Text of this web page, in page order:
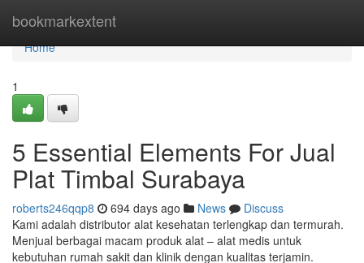
bookmarkextent
Home
Home
1
5 Essential Elements For Jual
Plat Timbal Surabaya
roberts246qqp8 694 days ago News
Discuss
Kami adalah distributor alat kesehatan terlengkap dan termurah.
Menjual berbagai macam produk alat – alat medis untuk
kebutuhan rumah sakit dan klinik dengan kualitas terjamin.